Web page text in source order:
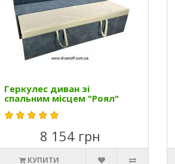
Геркулес диван зі
спальним місцем "Роял"
8 154 грн
КУПИТИ